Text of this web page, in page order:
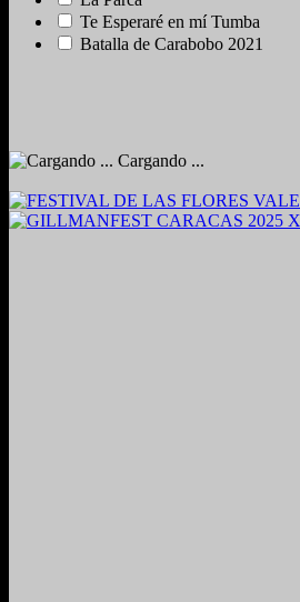
Te Esperaré en mí Tumba
Batalla de Carabobo 2021
Cargando ...